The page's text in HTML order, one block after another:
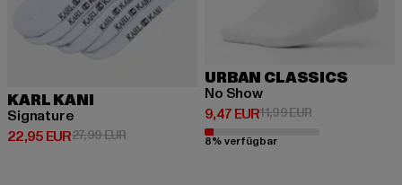
KARL KANI
Signature
22,95 EUR
Derzeitiger Preis: 22,95 EUR
27,99 EURAktionspreis: 27,99 EUR
URBAN CLASSICS
No Show
9,47 EUR
Derzeitiger Preis: 9,47 EUR
11,99 EURAktionspreis:
8% verfügbar